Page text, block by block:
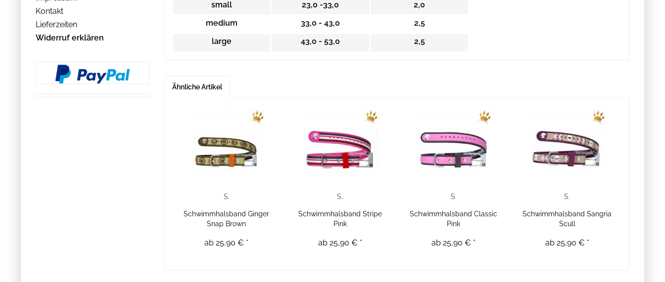
Kontakt
Lieferzeiten
Widerruf erklären
small
23,0 -33,0
2,0
medium
33,0 - 43,0
2,5
large
43,0 - 53,0 2,5
Ähnliche Artikel
S.
Schwimmhalsband Ginger
Snap Brown
ab 25,90 € *
S.
Schwimmhalsband Stripe
Pink
ab 25,90 € *
S.
Schwimmhalsband Classic
Pink
ab 25,90 € *
S.
Schwimmhalsband Sangria
Scull
ab 25,90 € *